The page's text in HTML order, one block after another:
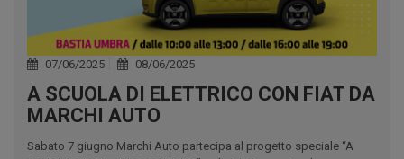
07/06/2025 08/06/2025
A SCUOLA DI ELETTRICO CON FIAT DA
MARCHI AUTO
Sabato 7 giugno Marchi Auto partecipa al progetto speciale “A